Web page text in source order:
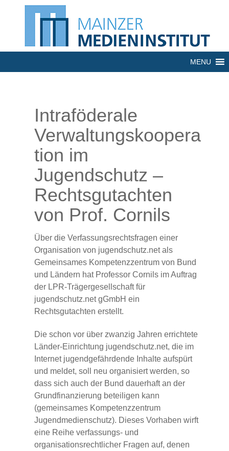
MENU
Intraföderale
Verwaltungskoopera
tion im
Jugendschutz –
Rechtsgutachten
von Prof. Cornils
Über die Verfassungsrechtsfragen einer
Organisation von jugendschutz.net als
Gemeinsames Kompetenzzentrum von Bund
und Ländern hat Professor Cornils im Auftrag
der LPR-Trägergesellschaft für
jugendschutz.net gGmbH ein
Rechtsgutachten erstellt.
Die schon vor über zwanzig Jahren errichtete
Länder-Einrichtung jugendschutz.net, die im
Internet jugendgefährdende Inhalte aufspürt
und meldet, soll neu organisiert werden, so
dass sich auch der Bund dauerhaft an der
Grundfinanzierung beteiligen kann
(gemeinsames Kompetenzzentrum
Jugendmedienschutz). Dieses Vorhaben wirft
eine Reihe verfassungs- und
organisationsrechtlicher Fragen auf, denen